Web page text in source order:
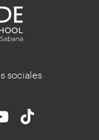
sociales